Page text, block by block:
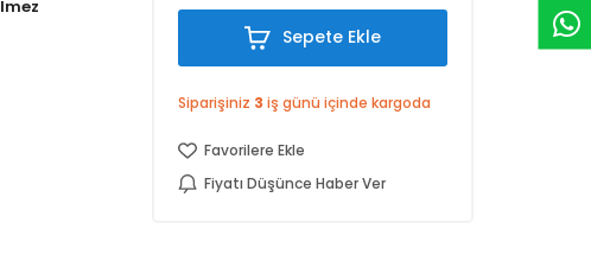
Sepete Ekle
Siparişiniz 3 iş günü içinde kargoda
Favorilere Ekle
Fiyatı Düşünce Haber Ver